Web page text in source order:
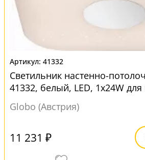
41332
Светильник настенно-
41332, белый, LED, 1x24W
Globo (Австрия)
11 231 ₽